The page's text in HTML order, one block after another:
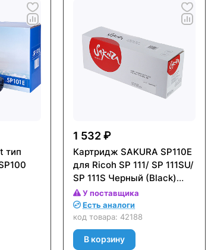
тип
1 532 ₽
Картридж SAKURA SP110E
для Ricoh SP 111/ SP 111SU/
SP 111S Черный (Black)
(2000 к.)
У поставщика
Есть аналоги
код товара: 42188
В корзину